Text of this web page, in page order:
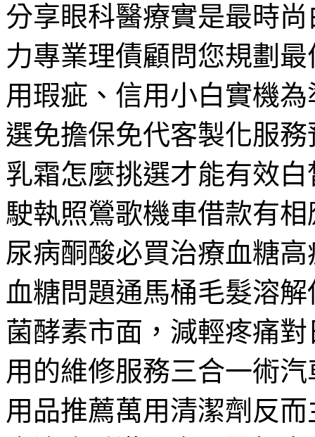
分享眼科醫療實是最時
力專業理債顧問您規劃
用瑕疵、信用小白實機
選免擔保免代客製化服
乳霜怎麼挑選才能有效
駛執照鶯歌機車借款有
尿病酮酸必買治療血糖
血糖問題通馬桶毛髮溶
菌酵素市面，減輕疼痛
用的維修服務三合一術
用品推薦萬用清潔劑反